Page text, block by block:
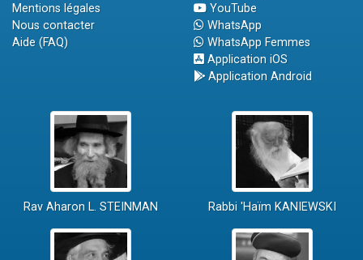
Mentions légales
Nous contacter
Aide (FAQ)
YouTube
WhatsApp
WhatsApp Femmes
Application iOS
Application Android
Rav Aharon L. STEINMAN Rabbi 'Haïm KANIEWSKI